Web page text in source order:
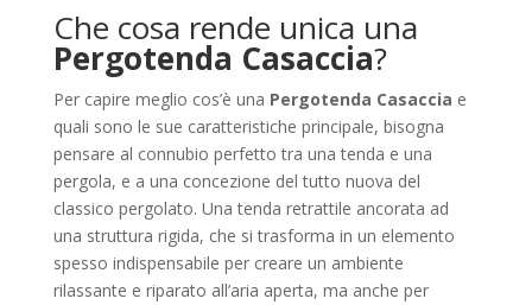
Che cosa rende unica una
Pergotenda Casaccia?
Per capire meglio cos’è una Pergotenda Casaccia e
quali sono le sue caratteristiche principale, bisogna
pensare al connubio perfetto tra una tenda e una
pergola, e a una concezione del tutto nuova del
classico pergolato. Una tenda retrattile ancorata ad
una struttura rigida, che si trasforma in un elemento
spesso indispensabile per creare un ambiente
rilassante e riparato all’aria aperta, ma anche per